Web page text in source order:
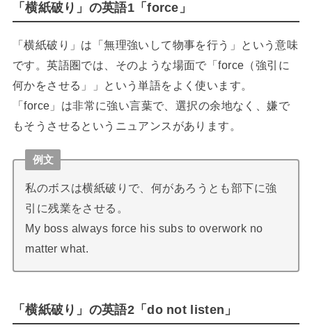
「横紙破り」の英語1「force」
「横紙破り」は「無理強いして物事を行う」という意味
です。英語圏では、そのような場面で「force（強引に
何かをさせる」」という単語をよく使います。
「force」は非常に強い言葉で、選択の余地なく、嫌で
もそうさせるというニュアンスがあります。
例文
私のボスは横紙破りで、何があろうとも部下に強
引に残業をさせる。
My boss always force his subs to overwork no
matter what.
「横紙破り」の英語2「do not listen」